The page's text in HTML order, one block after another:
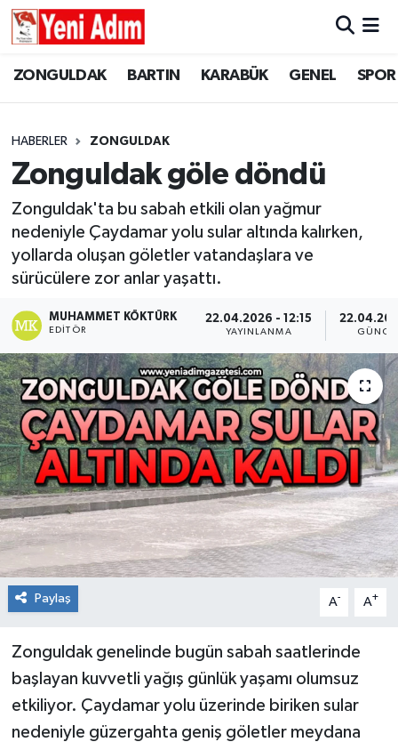
ZONGULDAK BARTIN KARABÜK GENEL SPOR
HABERLER ZONGULDAK
Zonguldak göle döndü
Zonguldak'ta bu sabah etkili olan yağmur
nedeniyle Çaydamar yolu sular altında kalırken,
yollarda oluşan göletler vatandaşlara ve
sürücülere zor anlar yaşattı.
MUHAMMET KÖKTÜRK
EDITÖR
22.04.2026 - 12:15
YAYINLANMA
Paylaş A- A+
Zonguldak genelinde bugün sabah saatlerinde
başlayan kuvvetli yağış günlük yaşamı olumsuz
etkiliyor. Çaydamar yolu üzerinde biriken sular
nedeniyle güzergahta geniş göletler meydana
ZONGULDAK
GÜNCEL
SİYASET
ZONGULDAK
GENEL
SPOR
GÜNCEL
RESMİ İLAN
Künye
Zonguldak Hava Durumu
Tüm Manşetler
Son Dakika Haberleri